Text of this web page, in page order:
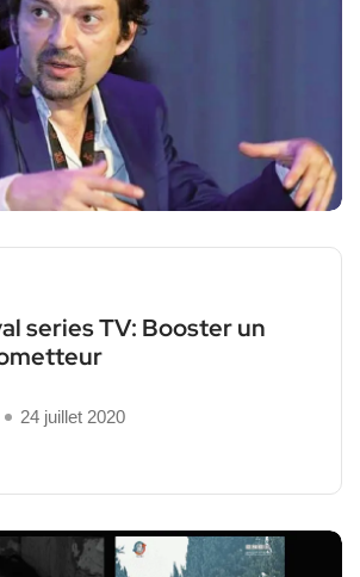
series TV: Booster un
24 juillet 2020